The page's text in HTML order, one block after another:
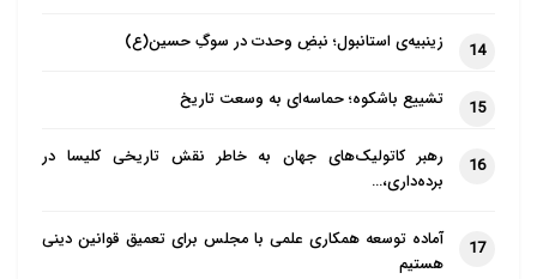
14 زینبیه‌ی استانبول؛ نبضِ وحدت در سوگِ حسین(ع)
15 تشییع باشکوه؛ حماسه‌ای به وسعت تاریخ
16
رهبر کاتولیک‌های جهان به خاطر نقش تاریخی کلیسا در
برده‌داری،…
17
آماده توسعه همکاری علمی با مجلس برای تعمیق قوانین دینی
هستیم